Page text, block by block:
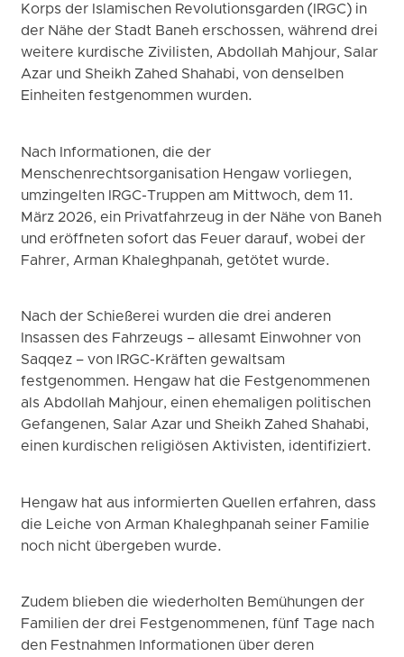
Korps der Islamischen Revolutionsgarden (IRGC) in
der Nähe der Stadt Baneh erschossen, während drei
weitere kurdische Zivilisten, Abdollah Mahjour, Salar
Azar und Sheikh Zahed Shahabi, von denselben
Einheiten festgenommen wurden.
Nach Informationen, die der
Menschenrechtsorganisation Hengaw vorliegen,
umzingelten IRGC-Truppen am Mittwoch, dem 11.
März 2026, ein Privatfahrzeug in der Nähe von Baneh
und eröffneten sofort das Feuer darauf, wobei der
Fahrer, Arman Khaleghpanah, getötet wurde.
Nach der Schießerei wurden die drei anderen
Insassen des Fahrzeugs – allesamt Einwohner von
Saqqez – von IRGC-Kräften gewaltsam
festgenommen. Hengaw hat die Festgenommenen
als Abdollah Mahjour, einen ehemaligen politischen
Gefangenen, Salar Azar und Sheikh Zahed Shahabi,
einen kurdischen religiösen Aktivisten, identifiziert.
Hengaw hat aus informierten Quellen erfahren, dass
die Leiche von Arman Khaleghpanah seiner Familie
noch nicht übergeben wurde.
Zudem blieben die wiederholten Bemühungen der
Familien der drei Festgenommenen, fünf Tage nach
den Festnahmen Informationen über deren